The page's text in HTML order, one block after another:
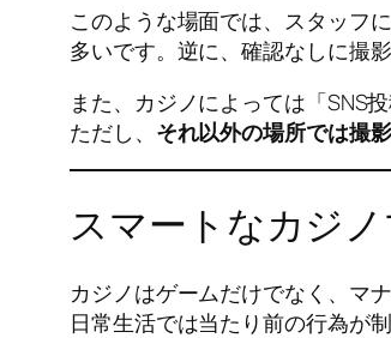
このような場面では、スタッフ
多いです。逆に、確認なしに撮
また、カジノによっては「SNS
ただし、 それ以外の場所では撮
スマートなカジ
カジノはゲームだけでなく、マ
日常生活では当たり前の行為が